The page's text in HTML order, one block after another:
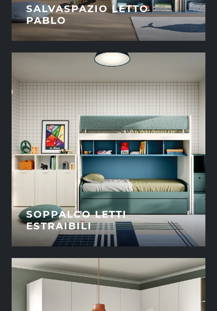
SALVASPAZIO LETTO
PABLO
SOPPALCO LETTI
ESTRAIBILI